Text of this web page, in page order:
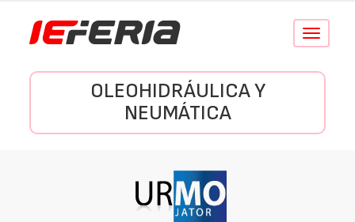
Conmutar
OLEOHIDRÁULICA Y
NEUMÁTICA